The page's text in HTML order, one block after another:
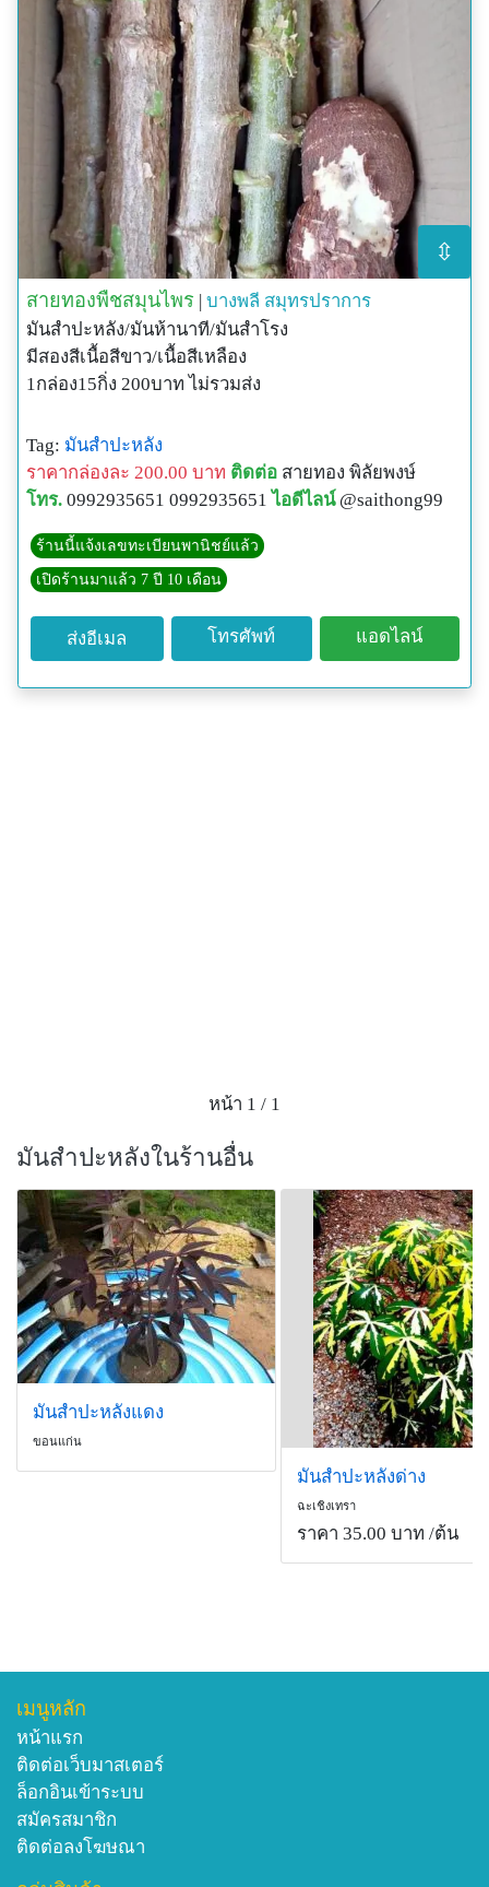
⇳
สายทองพืชสมุนไพร | บางพลี สมุทรปราการ
มันสำปะหลัง/มันห้านาที/มันสำโรง
มีสองสีเนื้อสีขาว/เนื้อสีเหลือง
1กล่อง15กิ่ง 200บาท ไม่รวมส่ง
Tag: มันสำปะหลัง
ราคากล่องละ 200.00 บาท ติดต่อ สายทอง พิลัยพงษ์
โทร. 0992935651 0992935651 ไอดีไลน์ @saithong99
ร้านนี้แจ้งเลขทะเบียนพานิชย์แล้ว
เปิดร้านมาแล้ว 7 ปี 10 เดือน
ส่งอีเมล โทรศัพท์ แอดไลน์
หน้า 1 / 1
มันสำปะหลังในร้านอื่น
มันสำปะหลังแดง
ขอนแก่น
มันสำปะหลังด่าง
ฉะเชิงเทรา
ราคา 35.00 บาท /ต้น
เมนูหลัก
หน้าแรก
ติดต่อเว็บมาสเตอร์
ล็อกอินเข้าระบบ
สมัครสมาชิก
ติดต่อลงโฆษณา